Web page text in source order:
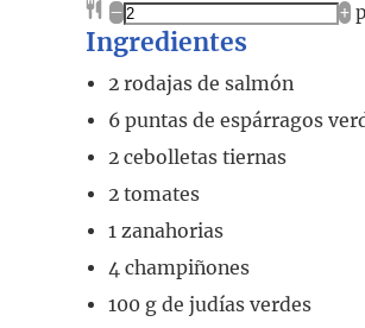
– +
Ingredientes
2 rodajas de salmón
6 puntas de espárragos
2 cebolletas tiernas
2 tomates
1 zanahorias
4 champiñones
100 g de judías verdes